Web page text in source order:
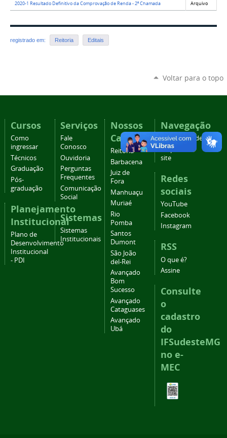
2020-1 Resultado Definitivo da Comprovação de Renda - 2ª Chamada Arquivo
registrado em: Reitoria Editais
Voltar para o topo
Cursos
Como
ingressar
Técnicos
Graduação
Pós-
graduação
Planejamento
Institucional
Plano de
Desenvolvimento
Institucional
- PDI
Serviços
Fale
Conosco
Ouvidoria
Perguntas
Frequentes
Comunicação
Social
Sistemas
Sistemas
Institucionais
Nossos
Campi
Reitoria
Barbacena
Juiz de
Fora
Manhuaçu
Muriaé
Rio
Pomba
Santos
Dumont
São João
del-Rei
Avançado
Bom
Sucesso
Avançado
Cataguases
Avançado
Ubá
Navegação
Acessibilidade
Mapa do
site
Redes
sociais
YouTube
Facebook
Instagram
RSS
O que é?
Assine
Consulte
o
cadastro
do
IFSudesteMG
no e-
MEC